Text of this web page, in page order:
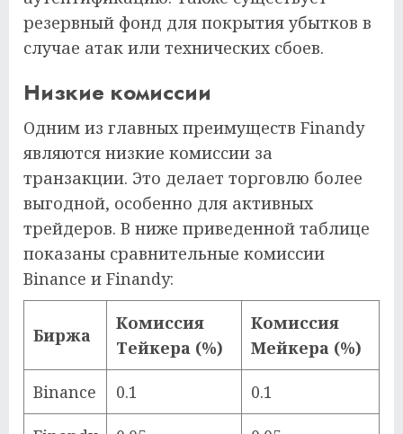
резервный фонд для покрытия убытков в
случае атак или технических сбоев.
Низкие комиссии
Одним из главных преимуществ Finandy
являются низкие комиссии за
транзакции. Это делает торговлю более
выгодной, особенно для активных
трейдеров. В ниже приведенной таблице
показаны сравнительные комиссии
Binance и Finandy:
Биржа
Комиссия
Тейкера (%)
Комиссия
Мейкера (%)
Binance 0.1 0.1